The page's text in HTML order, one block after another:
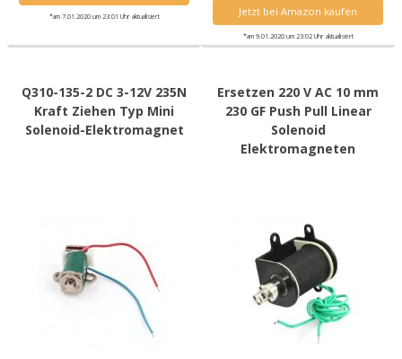
*am 7.01.2020 um 23:01 Uhr aktualisiert Jetzt bei Amazon kaufen
*am 9.01.2020 um 23:02 Uhr aktualisiert
Q310-135-2 DC 3-12V 235N
Kraft Ziehen Typ Mini
Solenoid-Elektromagnet
Ersetzen 220 V AC 10 mm
230 GF Push Pull Linear
Solenoid
Elektromagneten